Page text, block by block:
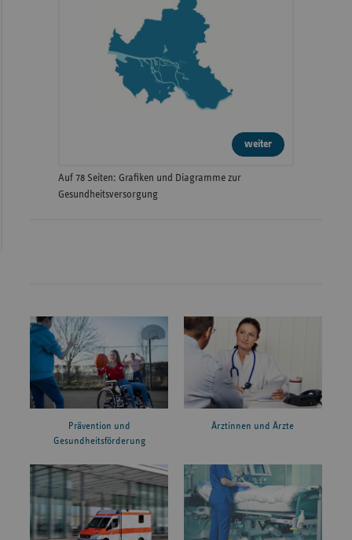
weiter
Auf 78 Seiten: Grafiken und Diagramme zur
Gesundheitsversorgung
Prävention und
Gesundheitsförderung
Ärztinnen und Ärzte